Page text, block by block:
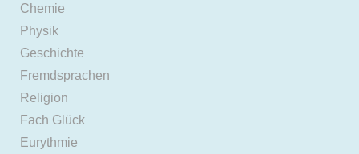
Chemie
Physik
Geschichte
Fremdsprachen
Religion
Fach Glück
Eurythmie